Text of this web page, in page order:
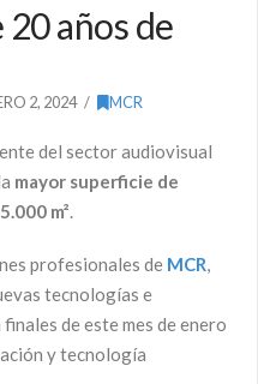
20 años de
2, 2024 MCR
del sector audiovisual
mayor superficie de
m².
profesionales de MCR,
tecnologías e
de este mes de enero
y tecnología